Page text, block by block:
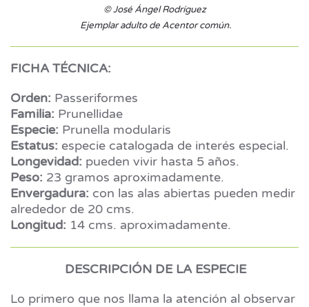
© José Ángel Rodríguez
Ejemplar adulto de Acentor común.
FICHA TÉCNICA:
Orden: Passeriformes
Familia: Prunellidae
Especie: Prunella modularis
Estatus: especie catalogada de interés especial.
Longevidad: pueden vivir hasta 5 años.
Peso: 23 gramos aproximadamente.
Envergadura: con las alas abiertas pueden medir
alrededor de 20 cms.
Longitud: 14 cms. aproximadamente.
DESCRIPCIÓN DE LA ESPECIE
Lo primero que nos llama la atención al observar